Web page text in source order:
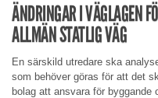
ÄNDRINGAR I VÄGLAGEN
ALLMÄN STATLIG VÄG
En särskild utredare ska
som behöver göras för att det
bolag att ansvara för byggande